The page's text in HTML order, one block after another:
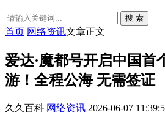
搜 索
首页 网络资讯文章正文
爱达·魔都号开启中国首
游！全程公海 无需签证
久久百科 网络资讯 2026-06-07